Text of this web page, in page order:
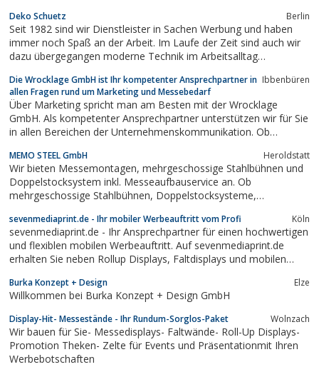
München und weltweit im Messebau tätig. Unser erfahrenes
Team aus Designern und Messebauern plant...
Deko Schuetz Berlin
Seit 1982 sind wir Dienstleister in Sachen Werbung und haben
immer noch Spaß an der Arbeit. Im Laufe der Zeit sind auch wir
dazu übergegangen moderne Technik im Arbeitsalltag
Fähigkeiten bewahrt, die anderswo am Aussterben sind.
Die Wrocklage GmbH ist Ihr kompetenter Ansprechpartner in
allen Fragen rund um Marketing und Messebedarf
Ibbenbüren
Über Marketing spricht man am Besten mit der Wrocklage
GmbH. Als kompetenter Ansprechpartner unterstützen wir für Sie
in allen Bereichen der Unternehmenskommunikation. Ob
Kundenstopper, wir haben ein interessantes Angebot. Auch
Produkte der digitalen Werbeflächen wie...
MEMO STEEL GmbH Heroldstatt
Wir bieten Messemontagen, mehrgeschossige Stahlbühnen und
Doppelstocksystem inkl. Messeaufbauservice an. Ob
mehrgeschossige Stahlbühnen, Doppelstocksysteme,
Messemontagen steht die Planung von Messestand und dem
gesamten Messeauftritt Ihres Unternehmens. Wir sind der...
sevenmediaprint.de - Ihr mobiler Werbeauftritt vom Profi Köln
sevenmediaprint.de - Ihr Ansprechpartner für einen hochwertigen
und flexiblen mobilen Werbeauftritt. Auf sevenmediaprint.de
erhalten Sie neben Rollup Displays, Faltdisplays und mobilen
Messe- oder Unternehmensauftritt abrunden.Zum Service des
Hauses gehört unter...
Burka Konzept + Design Elze
Willkommen bei Burka Konzept + Design GmbH
Display-Hit- Messestände - Ihr Rundum-Sorglos-Paket Wolnzach
Wir bauen für Sie- Messedisplays- Faltwände- Roll-Up Displays-
Promotion Theken- Zelte für Events und Präsentationmit Ihren
Werbebotschaften